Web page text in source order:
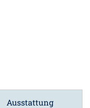
Ausstattung